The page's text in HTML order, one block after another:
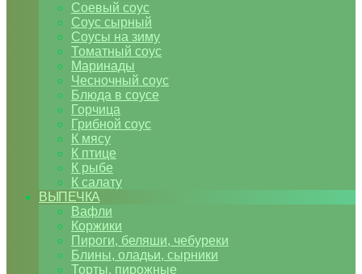
Соевый соус
Соус сырный
Соусы на зиму
Томатный соус
Маринады
Чесночный соус
Блюда в соусе
Горчица
Грибной соус
К мясу
К птице
К рыбе
К салату
ВЫПЕЧКА
Вафли
Коржики
Пироги, беляши, чебуреки
Блины, оладьи, сырники
Торты, пирожные